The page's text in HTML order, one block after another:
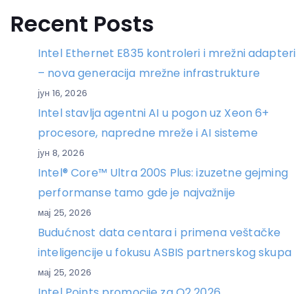
Recent Posts
Intel Ethernet E835 kontroleri i mrežni adapteri
– nova generacija mrežne infrastrukture
јун 16, 2026
Intel stavlja agentni AI u pogon uz Xeon 6+
procesore, napredne mreže i AI sisteme
јун 8, 2026
Intel® Core™ Ultra 200S Plus: izuzetne gejming
performanse tamo gde je najvažnije
мај 25, 2026
Budućnost data centara i primena veštačke
inteligencije u fokusu ASBIS partnerskog skupa
мај 25, 2026